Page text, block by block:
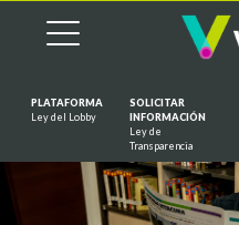
PLATAFORMA
Ley del Lobby
SOLICITAR
INFORMACIÓN
Ley de
Transparencia